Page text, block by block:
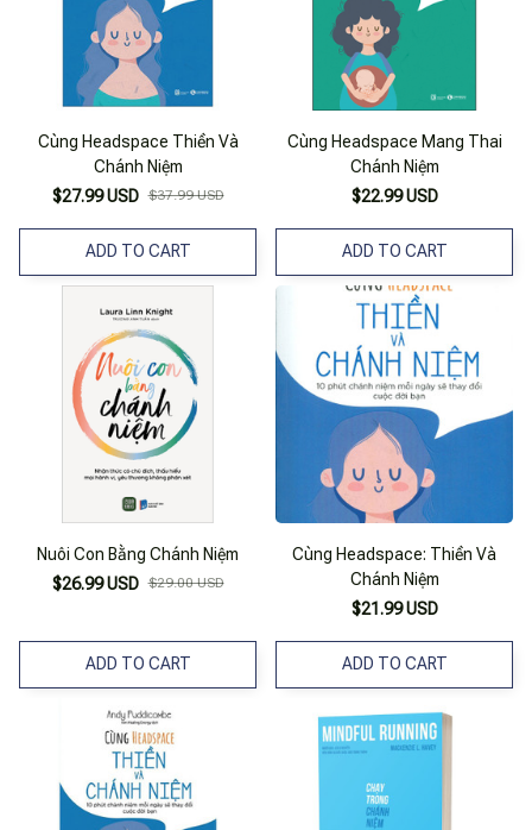
Cùng Headspace Thiền Và
Chánh Niệm
$27.99 USD $37.99 USD
ADD TO CART
Cùng Headspace Mang Thai
Chánh Niệm
$22.99 USD
ADD TO CART
Nuôi Con Bằng Chánh Niệm
$26.99 USD $29.00 USD
ADD TO CART
Cùng Headspace: Thiền Và
Chánh Niệm
$21.99 USD
ADD TO CART